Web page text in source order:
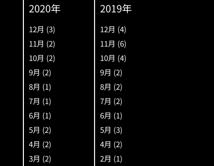
2020年
12月 (3)
11月 (2)
10月 (2)
9月 (2)
8月 (1)
7月 (1)
6月 (1)
5月 (2)
4月 (2)
3月 (2)
2019年
12月 (4)
11月 (6)
10月 (4)
9月 (2)
8月 (2)
7月 (2)
6月 (1)
5月 (3)
4月 (2)
2月 (1)